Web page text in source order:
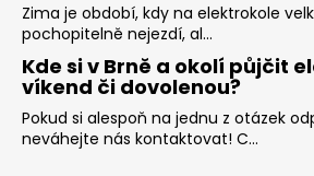
Zima je období, kdy na elektrokole
pochopitelně nejezdí, al...
Kde si v Brně a okolí půjčit
víkend či dovolenou?
Pokud si alespoň na jednu z otázek
neváhejte nás kontaktovat! C...